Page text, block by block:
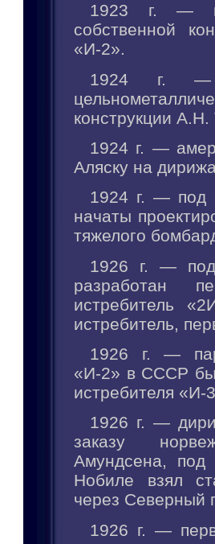
1923 г. — в
собственной
«И-2».
1924 г. —
конструкции А.Н.
1924 г. —
Аляску на
1924 г. — под
начаты
тяжелого
1926 г. — под
разработан
истребитель
истребитель,
1926 г. —
«И-2» в СССР
истребителя «И-
1926 г. —
заказу
Амундсена, под
Нобиле взял
через Северный
1926 г. —